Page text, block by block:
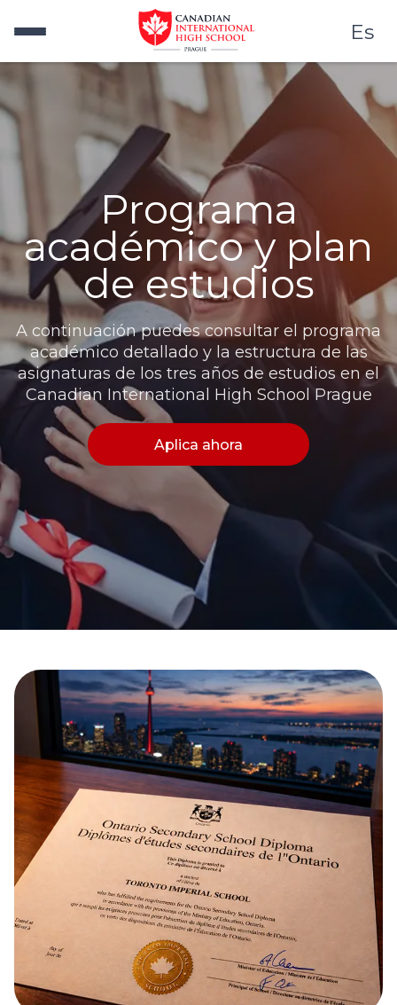
Es
Programa
académico y plan
de estudios
A continuación puedes consultar el programa
académico detallado y la estructura de las
asignaturas de los tres años de estudios en el
Canadian International High School Prague
Aplica ahora